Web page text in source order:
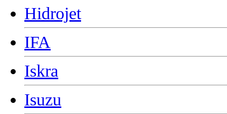
Hidrojet
IFA
Iskra
Isuzu